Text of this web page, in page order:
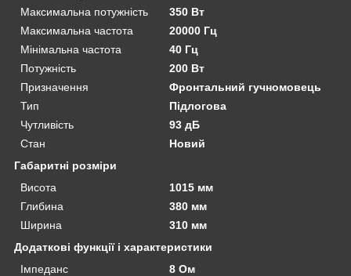
Максимальна потужність
350 Вт
Максимальна частота
20000 Гц
Мінімальна частота
40 Гц
Потужність
200 Вт
Призначення
Фронтальний гучномовець
Тип
Підлогова
Чутливість
93 дБ
Стан
Новий
Габаритні розміри
Висота
1015 мм
Глибина
380 мм
Ширина
310 мм
Додаткові функції і характеристики
Імпеданс
8 Ом